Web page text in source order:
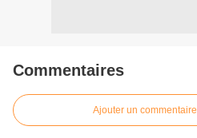
Commentaires
Ajouter un commentaire